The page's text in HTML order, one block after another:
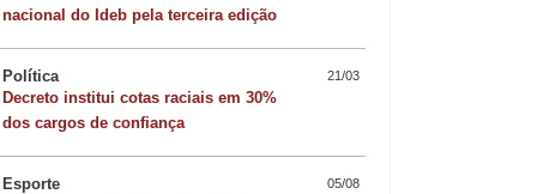
carro também estavam mais duas
Municipal de Faxinal. O motorista do
nacional do Ideb pela terceira edição
Política 21/03
Decreto institui cotas raciais em 30%
dos cargos de confiança
Esporte 05/08